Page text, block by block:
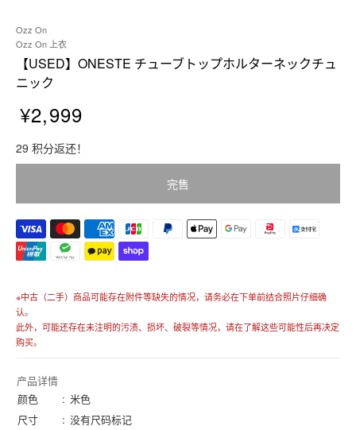
Ozz On
Ozz On 上衣
【USED】ONESTE チューブトップホルターネックチュ
ニック
売
価
価
格
¥2,999
29 积分返还！
完售
※中古（二手）商品可能存在附件等缺失的情况，请务必在下单前结合照片仔细确
认。
此外，可能还存在未注明的污渍、损坏、破裂等情况，请在了解这些可能性后再决定
购买。
产品详情
颜色
米色
尺寸
没有尺码标记